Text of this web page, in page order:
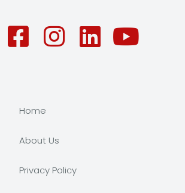
Home
About Us
Privacy Policy